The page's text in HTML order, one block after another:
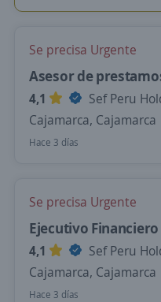
Se precisa Urgente
Asesor de
4,1
Sef Peru
Cajamarca, Cajamarca
Hace 3 días
Se precisa Urgente
Ejecutivo Financiero
4,1
Sef Peru
Cajamarca, Cajamarca
Hace 3 días